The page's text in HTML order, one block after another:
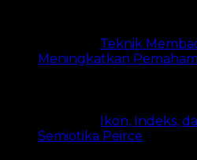
Teknik
Meningkatkan
Ikon, Indeks,
Semiotika Peirce